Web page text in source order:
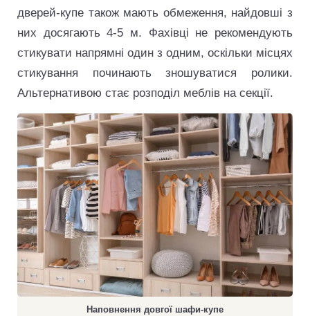
дверей-купе також мають обмеження, найдовші з
них досягають 4-5 м. Фахівці не рекомендують
стикувати напрямні один з одним, оскільки місцях
стикування починають зношуватися ролики.
Альтернативою стає розподіл меблів на секції.
Наповнення довгої шафи-купе